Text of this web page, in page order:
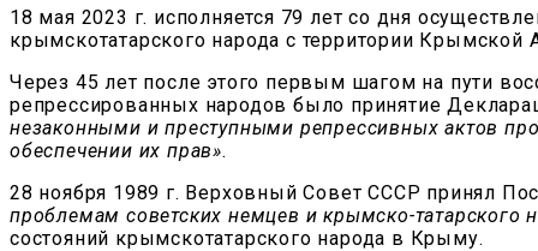
18 мая 2023 г. исполняется 79 лет со дня
крымскотатарского народа с территории Крымской
Через 45 лет после этого первым шагом на пути
репрессированных народов было принятие
незаконными и преступными репрессивных актов
обеспечении их прав».
28 ноября 1989 г. Верховный Совет СССР принял
проблемам советских немцев и крымско-татарского
состояний крымскотатарского народа в Крыму.